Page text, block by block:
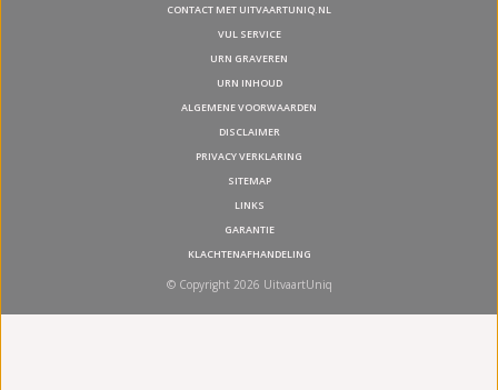
CONTACT MET UITVAARTUNIQ.NL
VUL SERVICE
URN GRAVEREN
URN INHOUD
ALGEMENE VOORWAARDEN
DISCLAIMER
PRIVACY VERKLARING
SITEMAP
LINKS
GARANTIE
KLACHTENAFHANDELING
© Copyright 2026 UitvaartUniq